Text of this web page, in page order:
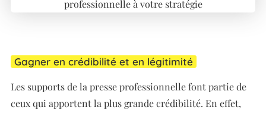
Gagner en crédibilité et en légitimité
Les supports de la presse professionnelle font partie de
ceux qui apportent la plus grande crédibilité. En effet,